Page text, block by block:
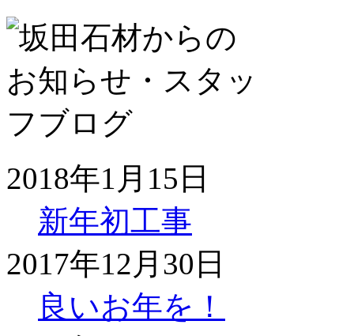
2018年1月15日
新年初工事
2017年12月30日
良いお年を！